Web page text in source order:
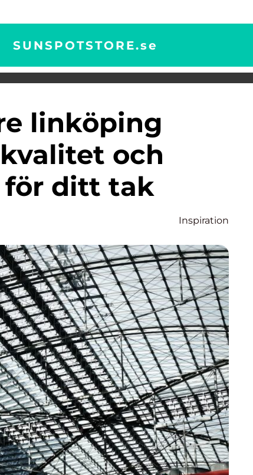
SUNSPOTSTORE.se
och
ditt tak
Inspiration